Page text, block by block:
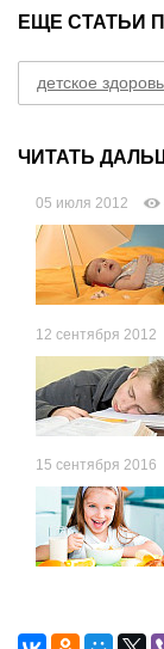
ЕЩЕ СТАТЬИ
детское
ЧИТАТЬ
05 июля 2012
12 сентября 2012
15 сентября 2016